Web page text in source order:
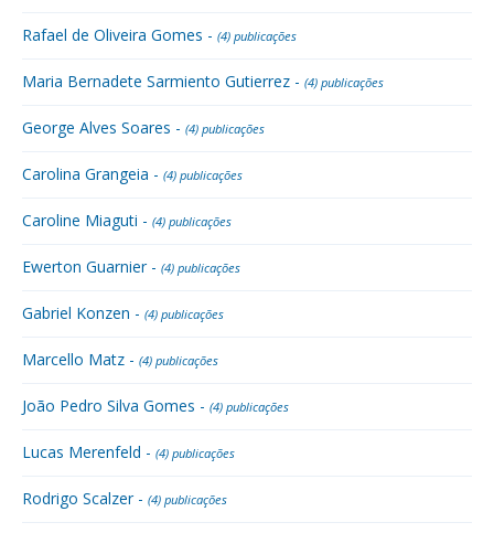
Rafael de Oliveira Gomes - (4) publicações
Maria Bernadete Sarmiento Gutierrez - (4) publicações
George Alves Soares - (4) publicações
Carolina Grangeia - (4) publicações
Caroline Miaguti - (4) publicações
Ewerton Guarnier - (4) publicações
Gabriel Konzen - (4) publicações
Marcello Matz - (4) publicações
João Pedro Silva Gomes - (4) publicações
Lucas Merenfeld - (4) publicações
Rodrigo Scalzer - (4) publicações